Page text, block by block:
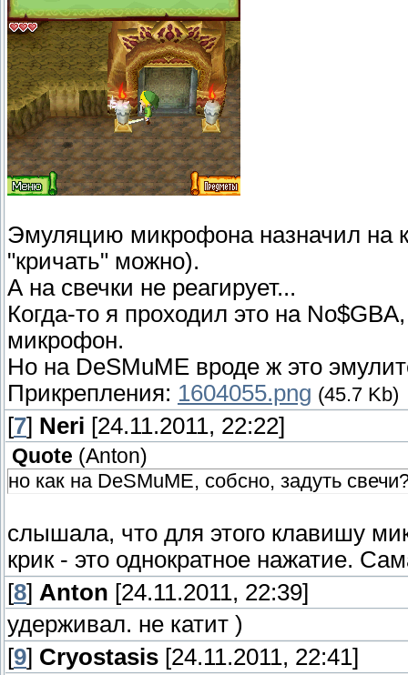
Эмуляцию микрофона назначил на
"кричать" можно).
А на свечки не реагирует...
Когда-то я проходил это на
микрофон.
Но на DeSMuME вроде ж это
Прикрепления: 1604055.png (45.7 Kb)
[7] Neri [24.11.2011, 22:22]
Quote (Anton)
но как на DeSMuME, собсно, задуть
слышала, что для этого клавишу
крик - это однократное нажатие.
[8] Anton [24.11.2011, 22:39]
удерживал. не катит )
[9] Cryostasis [24.11.2011, 22:41]